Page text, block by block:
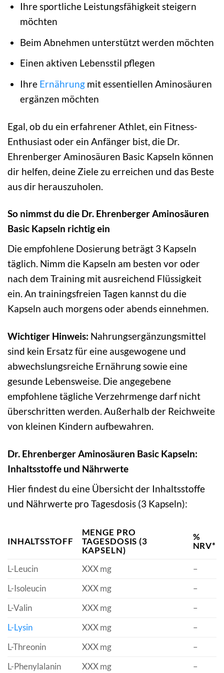
Ihre sportliche Leistungsfähigkeit steigern
möchten
Beim Abnehmen unterstützt werden möchten
Einen aktiven Lebensstil pflegen
Ihre Ernährungmit essentiellen Aminosäuren
ergänzen möchten
Egal, ob du ein erfahrener Athlet, ein Fitness-
Enthusiast oder ein Anfänger bist, die Dr.
Ehrenberger Aminosäuren Basic Kapseln können
dir helfen, deine Ziele zu erreichen und das Beste
aus dir herauszuholen.
So nimmst du die Dr. Ehrenberger Aminosäuren
Basic Kapseln richtig ein
Die empfohlene Dosierung beträgt 3 Kapseln
täglich. Nimm die Kapseln am besten vor oder
nach dem Training mit ausreichend Flüssigkeit
ein. An trainingsfreien Tagen kannst du die
Kapseln auch morgens oder abends einnehmen.
Wichtiger Hinweis: Nahrungsergänzungsmittel
sind kein Ersatz für eine ausgewogene und
abwechslungsreiche Ernährung sowie eine
gesunde Lebensweise. Die angegebene
empfohlene tägliche Verzehrmenge darf nicht
überschritten werden. Außerhalb der Reichweite
von kleinen Kindern aufbewahren.
Dr. Ehrenberger Aminosäuren Basic Kapseln:
Inhaltsstoffe und Nährwerte
Hier findest du eine Übersicht der Inhaltsstoffe
und Nährwerte pro Tagesdosis (3 Kapseln):
INHALTSSTOFF
MENGE PRO
TAGESDOSIS (3
KAPSELN)
%
NRV*
L-Leucin XXX mg
–
L-Isoleucin
XXX mg
–
L-Valin
XXX mg
–
L-Lysin
XXX mg
–
L-Threonin
XXX mg
–
L-Phenylalanin
XXX mg –